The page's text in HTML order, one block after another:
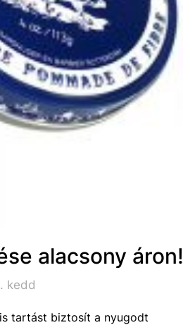
alacsony áron!
kedd
tartást biztosít a nyugodt